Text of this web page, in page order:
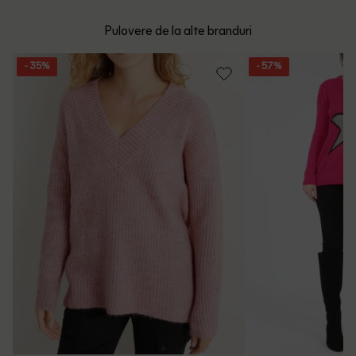
Whatsapp/Telefon: +40 (771) 404 643
contact@outletmag.ro
Intrebari frecvente
Pulovere de la alte branduri
- 35% - 57%